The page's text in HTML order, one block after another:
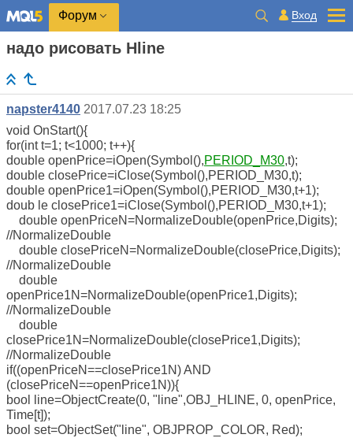
Форум Вход
надо рисовать Hline
napster4140 2017.07.23 18:25
void OnStart(){
for(int t=1; t<1000; t++){
double openPrice=iOpen(Symbol(),PERIOD_M30,t);
double closePrice=iClose(Symbol(),PERIOD_M30,t);
double openPrice1=iOpen(Symbol(),PERIOD_M30,t+1);
doub le closePrice1=iClose(Symbol(),PERIOD_M30,t+1);
double openPriceN=NormalizeDouble(openPrice,Digits);
//NormalizeDouble
double closePriceN=NormalizeDouble(closePrice,Digits);
//NormalizeDouble
double
openPrice1N=NormalizeDouble(openPrice1,Digits);
//NormalizeDouble
double
closePrice1N=NormalizeDouble(closePrice1,Digits);
//NormalizeDouble
if((openPriceN==closePrice1N) AND
(closePriceN==openPrice1N)){
bool line=ObjectCreate(0, "line",OBJ_HLINE, 0, openPrice,
Time[t]);
bool set=ObjectSet("line", OBJPROP_COLOR, Red);